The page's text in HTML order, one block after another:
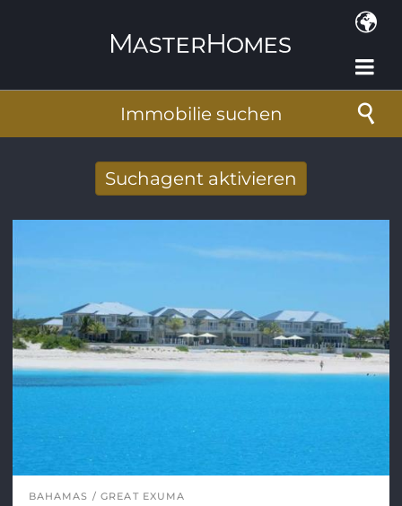
Immobilie suchen
Suchagent aktivieren
E-Mail-Adresse*
BAHAMAS GREAT EXUMA